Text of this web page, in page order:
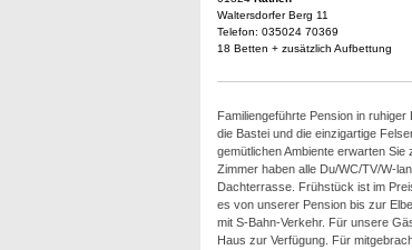
Waltersdorfer Berg 11
Telefon: 035024 70369
18 Betten + zusätzlich Aufbettung
Familiengeführte Pension in
die Bastei und die einzigartige
gemütlichen Ambiente erwarten
Zimmer haben alle Du/WC/TV/W-
Dachterrasse. Frühstück ist im
es von unserer Pension bis zur
mit S-Bahn-Verkehr. Für unsere
Haus zur Verfügung. Für